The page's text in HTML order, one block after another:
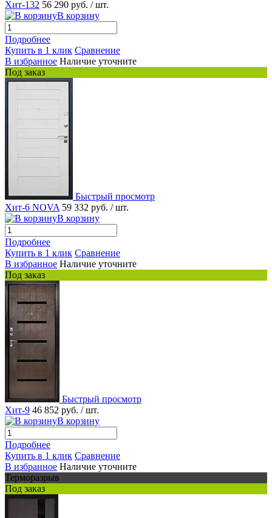
Хит-132 56 290 руб. / шт.
В корзину
Подробнее
Купить в 1 клик Сравнение
В избранное Наличие уточните
Под заказ
Быстрый просмотр
Хит-6 NOVA 59 332 руб. / шт.
В корзину
Подробнее
Купить в 1 клик Сравнение
В избранное Наличие уточните
Под заказ
Быстрый просмотр
Хит-9 46 852 руб. / шт.
В корзину
Подробнее
Купить в 1 клик Сравнение
В избранное Наличие уточните
Терморазрыв
Под заказ